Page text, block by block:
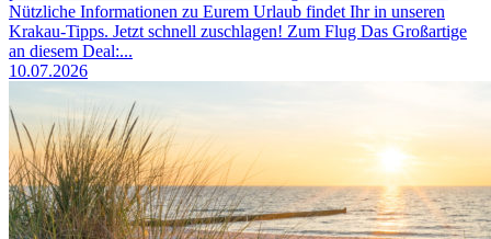
Nützliche Informationen zu Eurem Urlaub findet Ihr in unseren
Krakau-Tipps. Jetzt schnell zuschlagen! Zum Flug Das Großartige
an diesem Deal:...
10.07.2026